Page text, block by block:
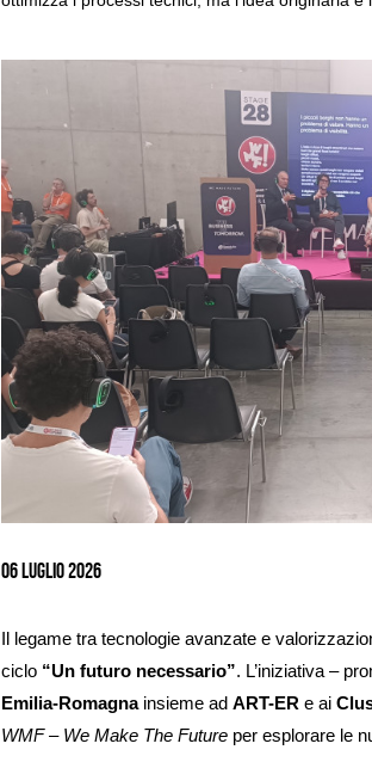
06 Luglio 2026
Il legame tra tecnologie avanzate e
ciclo “Un futuro necessario”. L’iniziativa –
Emilia-Romagnainsieme ad ART-ER e ai
WMF – We Make The Future per esplorare le